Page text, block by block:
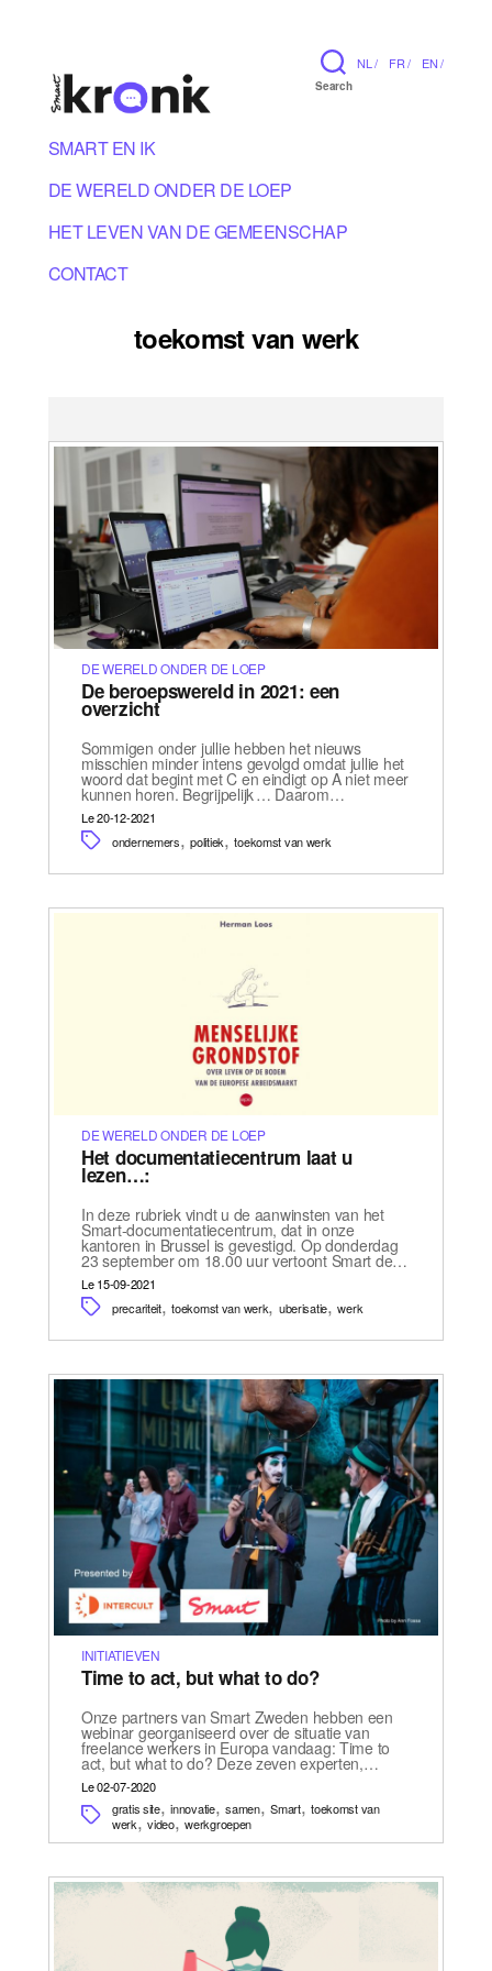
NL / FR / EN /
Search
SMART EN IK
DE WERELD ONDER DE LOEP
HET LEVEN VAN DE GEMEENSCHAP
CONTACT
toekomst van werk
DE WERELD ONDER DE LOEP
De beroepswereld in 2021: een
overzicht
Sommigen onder jullie hebben het nieuws
misschien minder intens gevolgd omdat jullie het
woord dat begint met C en eindigt op A niet meer
kunnen horen. Begrijpelijk … Daarom…
Le 20-12-2021
ondernemers,politiek,toekomst van werk
DE WERELD ONDER DE LOEP
Het documentatiecentrum laat u
lezen…:
In deze rubriek vindt u de aanwinsten van het
Smart-documentatiecentrum, dat in onze
kantoren in Brussel is gevestigd. Op donderdag
23 september om 18.00 uur vertoont Smart de…
Le 15-09-2021
precariteit,toekomst van werk, uberisatie,werk
INITIATIEVEN
Time to act, but what to do?
Onze partners van Smart Zweden hebben een
webinar georganiseerd over de situatie van
freelance werkers in Europa vandaag: Time to
act, but what to do? Deze zeven experten,…
Le 02-07-2020
gratis site,innovatie,samen,Smart,toekomst van
werk,video,werkgroepen